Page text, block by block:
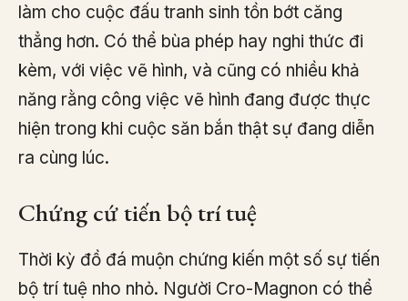
làm cho cuộc đấu tranh sinh tồn bớt căng
thẳng hơn. Có thể bùa phép hay nghi thức đi
kèm, với việc vẽ hình, và cũng có nhiều khả
năng rằng công việc vẽ hình đang được thực
hiện trong khi cuộc săn bắn thật sự đang diễn
ra cùng lúc.
Chứng cứ tiến bộ trí tuệ
Thời kỳ đồ đá muộn chứng kiến một số sự tiến
bộ trí tuệ nho nhỏ. Người Cro-Magnon có thể